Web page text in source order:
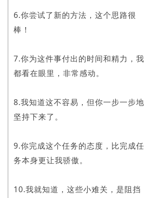
6.你尝试了新的方法，这个思路很
棒！
7.你为这件事付出的时间和精力，我
都看在眼里，非常感动。
8.我知道这不容易，但你一步一步地
坚持下来了。
9.你完成这个任务的态度，比完成任
务本身更让我骄傲。
10.我就知道，这些小难关，是阻挡